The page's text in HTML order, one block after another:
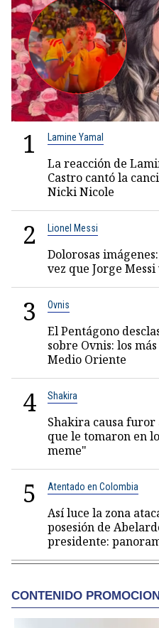
1 Lamine Yamal
La reacción de
Castro cantó la
Nicki Nicole
2 Lionel Messi
Dolorosas
vez que Jorge
3 Ovnis
El Pentágono
sobre Ovnis: los
Medio Oriente
4 Shakira
Shakira causa
que le tomaron en
meme"
5 Atentado en Colombia
Así luce la zona
posesión de
presidente: